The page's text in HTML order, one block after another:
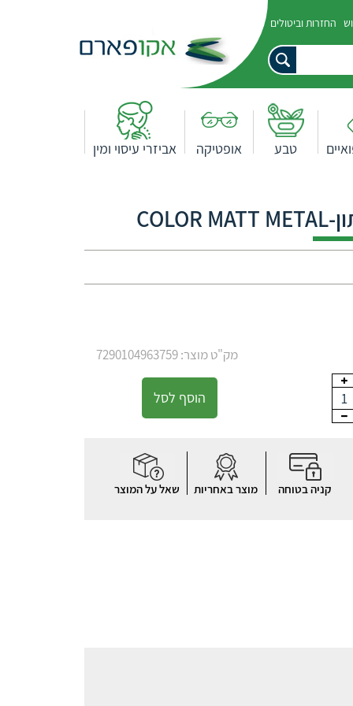
החזרות וביטולים
טבע אופטיקה אביזרי עיסוי ומין
מק"ט מוצר: 7290104963759
1 הוסף לסל
קניה בטוחה מוצר באחריות שאל על המוצר